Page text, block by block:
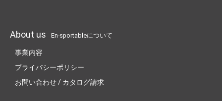
About us En-sportableについて
事業内容
プライバシーポリシー
お問い合わせ / カタログ請求